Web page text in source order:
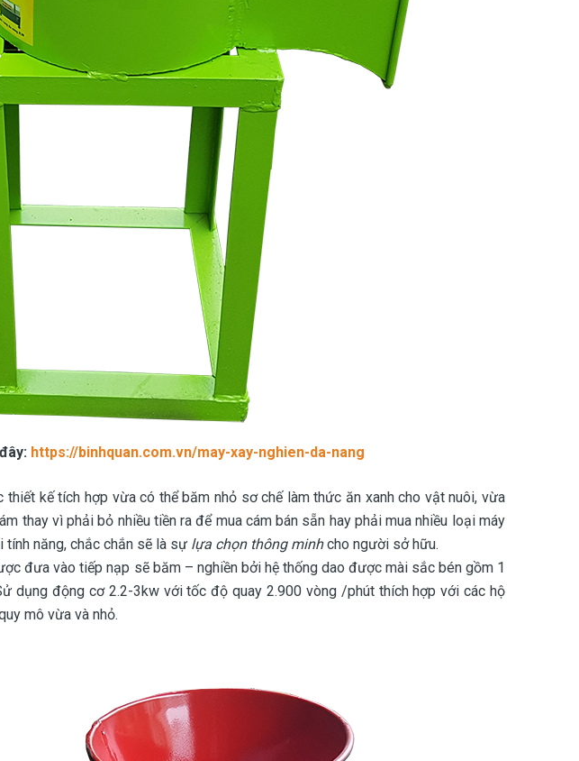
https://binhquan.com.vn/may-xay-nghien-da-nang
kế tích hợp vừa có thể băm nhỏ sơ chế làm thức ăn xanh cho vật nuôi, vừa
thay vì phải bỏ nhiều tiền ra để mua cám bán sẵn hay phải mua nhiều loại máy
tính năng, chắc chắn sẽ là sự lựa chọn thông minhcho người sở hữu.
đưa vào tiếp nạp sẽ băm – nghiền bởi hệ thống dao được mài sắc bén gồm 1
dụng động cơ 2.2-3kw với tốc độ quay 2.900 vòng /phút thích hợp với các hộ
mô vừa và nhỏ.